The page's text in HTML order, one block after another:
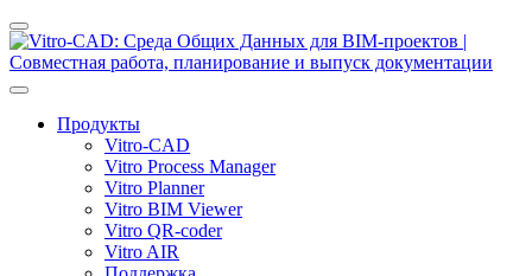
Продукты
Vitro-CAD
Vitro Process Manager
Vitro Planner
Vitro BIM Viewer
Vitro QR-coder
Vitro AIR